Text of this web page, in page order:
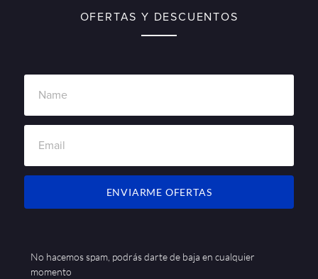
OFERTAS Y DESCUENTOS
ENVIARME OFERTAS
No hacemos spam, podrás darte de baja en cualquier
momento